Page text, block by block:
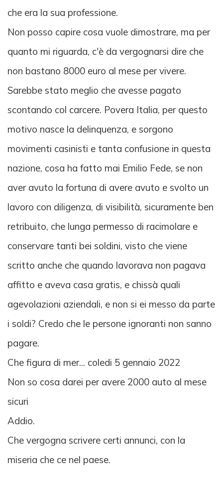
che era la sua professione.
Non posso capire cosa vuole dimostrare, ma per
quanto mi riguarda, c'è da vergognarsi dire che
non bastano 8000 euro al mese per vivere.
Sarebbe stato meglio che avesse pagato
scontando col carcere. Povera Italia, per questo
motivo nasce la delinquenza, e sorgono
movimenti casinisti e tanta confusione in questa
nazione, cosa ha fatto mai Emilio Fede, se non
aver avuto la fortuna di avere avuto e svolto un
lavoro con diligenza, di visibilità, sicuramente ben
retribuito, che lunga permesso di racimolare e
conservare tanti bei soldini, visto che viene
scritto anche che quando lavorava non pagava
affitto e aveva casa gratis, e chissà quali
agevolazioni aziendali, e non si ei messo da parte
i soldi? Credo che le persone ignoranti non sanno
pagare.
Che figura di mer... coledi 5 gennaio 2022
Non so cosa darei per avere 2000 auto al mese
sicuri
Addio.
Che vergogna scrivere certi annunci, con la
miseria che ce nel paese.